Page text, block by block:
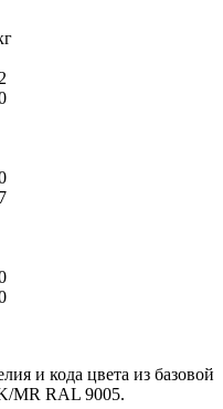
и кода цвета из базовой
MR RAL 9005.